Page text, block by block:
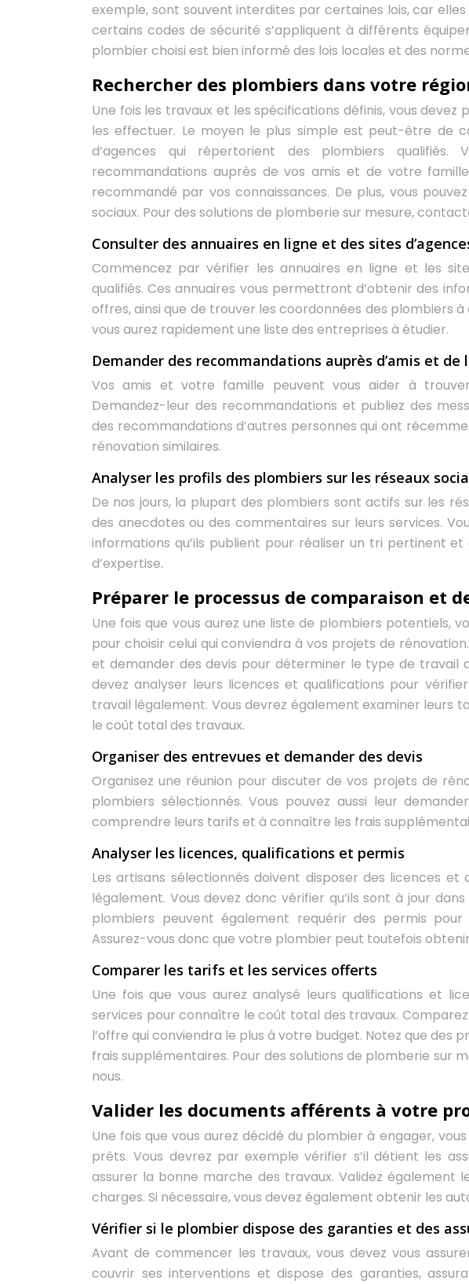
exemple, sont souvent interdites par certaines lois, car
certains codes de sécurité s’appliquent à différents
plombier choisi est bien informé des lois locales et des
Rechercher des plombiers dans votre
Une fois les travaux et les spécifications définis, vous
les effectuer. Le moyen le plus simple est peut-être de
d’agences qui répertorient des plombiers qualifiés.
recommandations auprès de vos amis et de votre
recommandé par vos connaissances. De plus, vous
sociaux. Pour des solutions de plomberie sur mesure,
Consulter des annuaires en ligne et des sites
Commencez par vérifier les annuaires en ligne et les
qualifiés. Ces annuaires vous permettront d’obtenir des
offres, ainsi que de trouver les coordonnées des plombiers
vous aurez rapidement une liste des entreprises à étudier.
Demander des recommandations auprès d’amis et de
Vos amis et votre famille peuvent vous aider à
Demandez-leur des recommandations et publiez des
des recommandations d’autres personnes qui ont
rénovation similaires.
Analyser les profils des plombiers sur les réseaux
De nos jours, la plupart des plombiers sont actifs sur les
des anecdotes ou des commentaires sur leurs services.
informations qu’ils publient pour réaliser un tri pertinent
d’expertise.
Préparer le processus de comparaison et
Une fois que vous aurez une liste de plombiers potentiels,
pour choisir celui qui conviendra à vos projets de
et demander des devis pour déterminer le type de travail
devez analyser leurs licences et qualifications pour
travail légalement. Vous devrez également examiner leurs
le coût total des travaux.
Organiser des entrevues et demander des devis
Organisez une réunion pour discuter de vos projets de
plombiers sélectionnés. Vous pouvez aussi leur
comprendre leurs tarifs et à connaître les frais
Analyser les licences, qualifications et permis
Les artisans sélectionnés doivent disposer des licences
légalement. Vous devez donc vérifier qu’ils sont à jour
plombiers peuvent également requérir des permis
Assurez-vous donc que votre plombier peut toutefois
Comparer les tarifs et les services offerts
Une fois que vous aurez analysé leurs qualifications et
services pour connaître le coût total des travaux.
l’offre qui conviendra le plus à votre budget. Notez que
frais supplémentaires. Pour des solutions de plomberie sur
nous.
Valider les documents afférents à votre
Une fois que vous aurez décidé du plombier à engager,
prêts. Vous devrez par exemple vérifier s’il détient les
assurer la bonne marche des travaux. Validez également
charges. Si nécessaire, vous devez également obtenir les
Vérifier si le plombier dispose des garanties et des
Avant de commencer les travaux, vous devez vous
couvrir ses interventions et dispose des garanties,